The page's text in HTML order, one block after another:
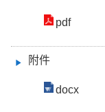
pdf
附件
docx